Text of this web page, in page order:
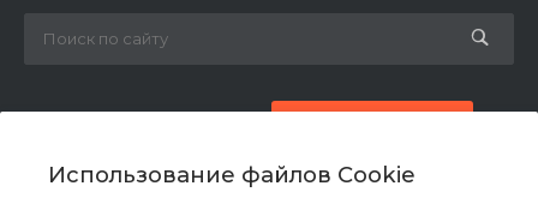
Использование файлов Cookie
zakaz@ogk-opora.ru